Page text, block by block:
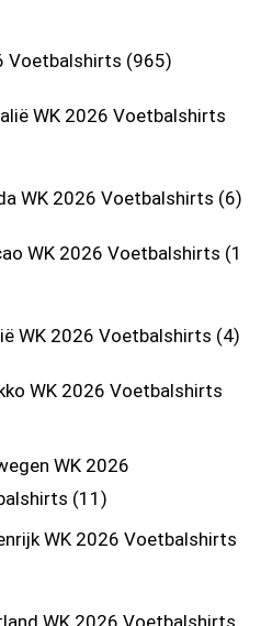
Voetbalshirts 965
WK 2026 Voetbalshirts
WK 2026 Voetbalshirts 6
WK 2026 Voetbalshirts 1
WK 2026 Voetbalshirts 4
WK 2026 Voetbalshirts
WK 2026
11
WK 2026 Voetbalshirts
WK 2026 Voetbalshirts